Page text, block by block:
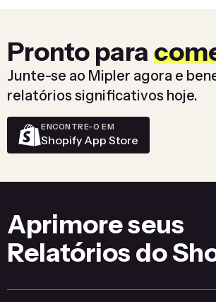
Pronto para
Junte-se ao Mipler agora e
relatórios significativos hoje.
ENCONTRE-O EM
Shopify App Store
Aprimore seus
Relatórios do